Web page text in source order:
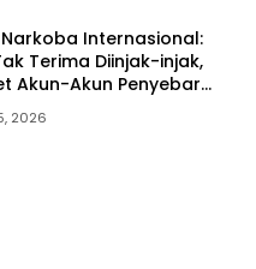
Internasional:
Terima Diinjak-injak,
Akun-Akun Penyebar
Kepri!
2026